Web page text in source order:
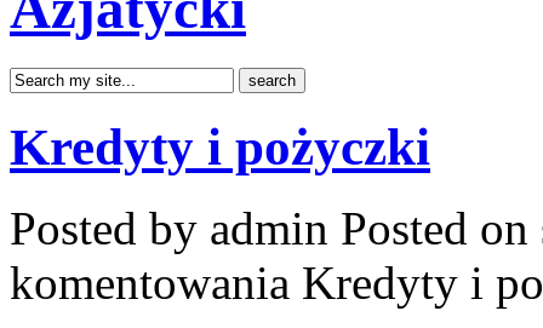
Kredyty i pożyczki
Posted by admin Posted
komentowania Kredyty i